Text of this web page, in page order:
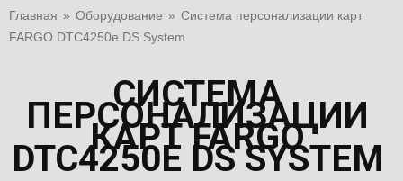
Главная » Оборудование » Система персонализации карт
FARGO DTC4250e DS System
СИСТЕМА
ПЕРСОНАЛИЗАЦИИ
КАРТ FARGO
DTC4250E DS SYSTEM